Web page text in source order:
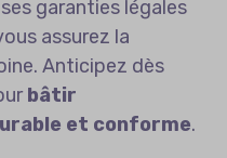
garanties légales
assurez la
Anticipez dès
bâtir
et conforme.